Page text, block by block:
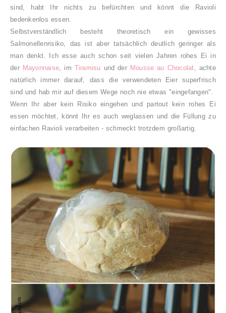
sind, habt Ihr nichts zu befürchten und könnt die Ravioli
bedenkenlos essen.
Selbstverständlich besteht theoretisch ein gewisses
Salmonellenrisiko, das ist aber tatsächlich deutlich geringer als
man denkt. Ich esse auch schon seit vielen Jahren rohes Ei in
der Mayonnaise, im Tiramisu und der Mousse au Chocolat, achte
natürlich immer darauf, dass die verwendeten Eier superfrisch
sind und hab mir auf diesem Wege noch nie etwas "eingefangen".
Wenn Ihr aber kein Risiko eingehen und partout kein rohes Ei
essen möchtet, könnt Ihr es auch weglassen und die Füllung zu
einfachen Ravioli verarbeiten - schmeckt trotzdem großartig.